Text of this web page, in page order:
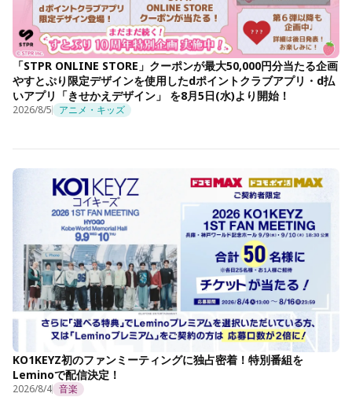
「STPR ONLINE STORE」クーポンが最大50,000円分当たる企画
やすとぷり限定デザインを使用したdポイントクラブアプリ・d払
いアプリ「きせかえデザイン」 を8月5日(水)より開始！
2026/8/5 アニメ・キッズ
KO1KEYZ初のファンミーティングに独占密着！特別番組を
Leminoで配信決定！
2026/8/4 音楽